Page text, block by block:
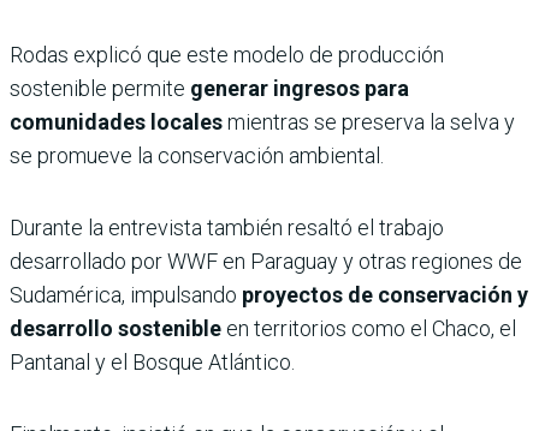
Rodas explicó que este modelo de producción
sostenible permite generar ingresos para
comunidades localesmientras se preserva la selva y
se promueve la conservación ambiental.
Durante la entrevista también resaltó el trabajo
desarrollado por WWF en Paraguay y otras regiones de
Sudamérica, impulsando proyectos de conservación y
desarrollo sostenible en territorios como el Chaco, el
Pantanal y el Bosque Atlántico.